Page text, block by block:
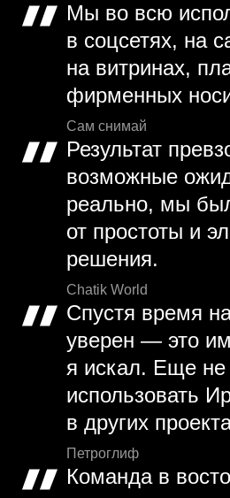
Мы во всю
в соцсетях, на
на витринах,
фирменных
Сам снимай
Результат
возможные
реально, мы
от простоты и
решения.
Chatik World
Спустя время
уверен — это
я искал. Еще не
использовать
в других
Петроглиф
Команда в